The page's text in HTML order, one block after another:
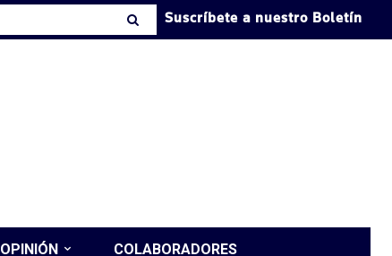
Suscríbete a nuestro Boletín
OPINIÓN COLABORADORES